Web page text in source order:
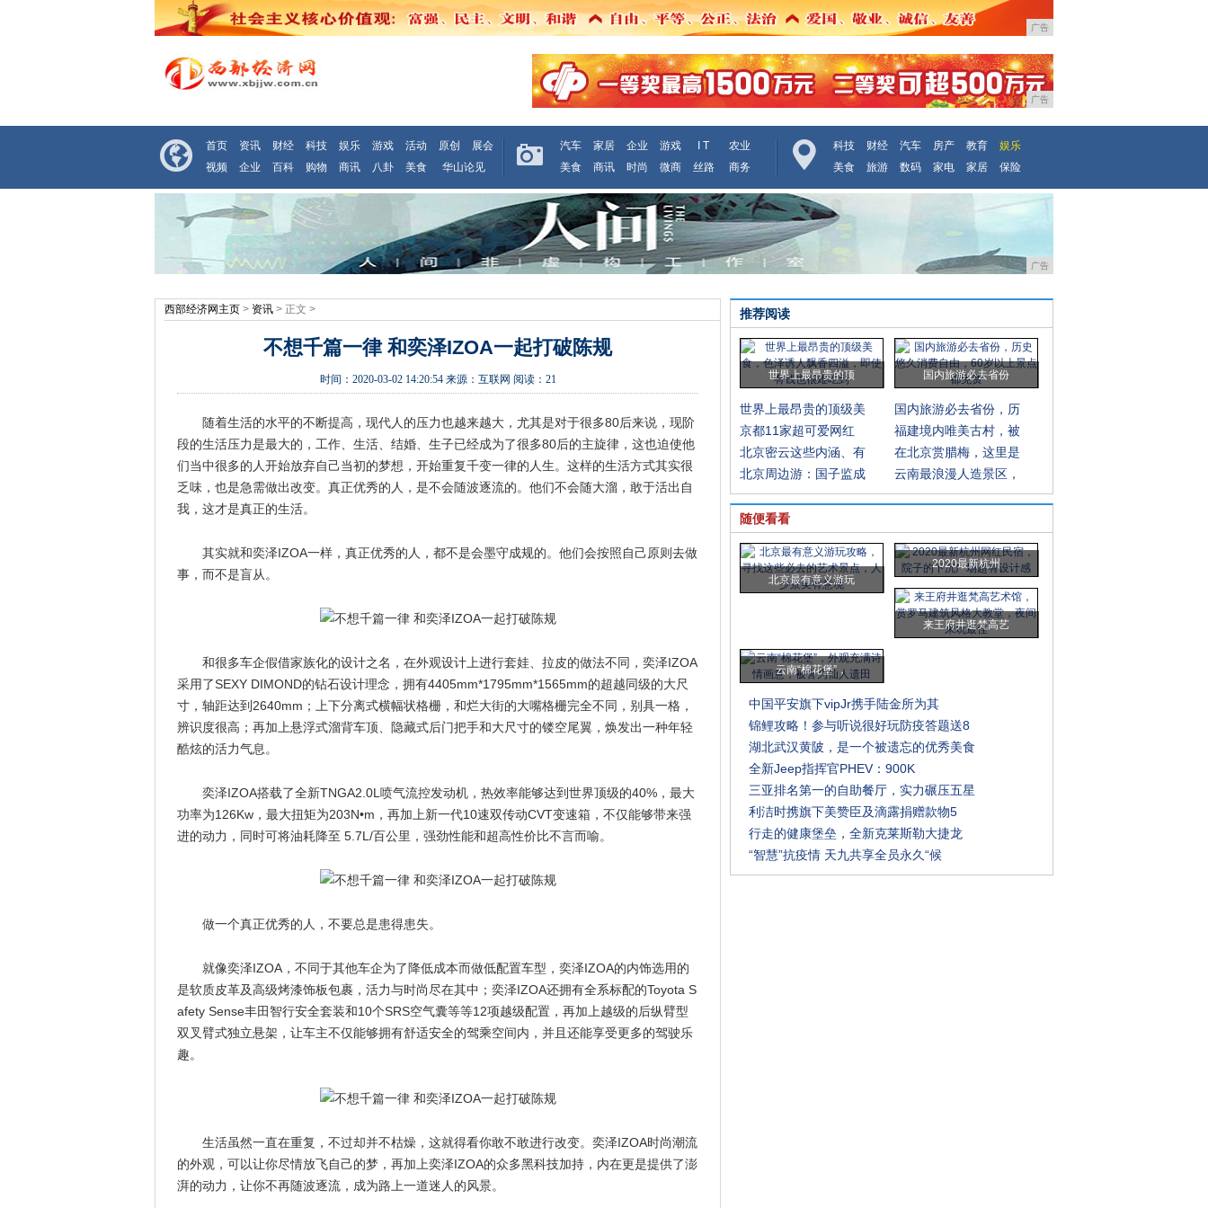
广告
广告
首页 资讯 财经 科技 娱乐 游戏 活动 原创
展会
视频
企业 百科 购物 商讯 八卦 美食 华山论见
汽车 家居 企业 游戏 I T
农业
美食
商讯 时尚 微商 丝路 商务
科技 财经 汽车 房产 教育
娱乐
美食
旅游 数码 家电 家居 保险
广告
西部经济网主页 > 资讯 > 正文 >
不想千篇一律 和奕泽IZOA一起打破陈规
时间： 2020-03-02 14:20:54来源： 互联网 阅读：21
随着生活的水平的不断提高，现代人的压力也越来越大，尤其是对于很多80后来说，现阶
段的生活压力是最大的，工作、生活、结婚、生子已经成为了很多80后的主旋律，这也迫使他
们当中很多的人开始放弃自己当初的梦想，开始重复千变一律的人生。这样的生活方式其实很
乏味，也是急需做出改变。真正优秀的人，是不会随波逐流的。他们不会随大溜，敢于活出自
我，这才是真正的生活。
其实就和奕泽IZOA一样，真正优秀的人，都不是会墨守成规的。他们会按照自己原则去做
事，而不是盲从。
和很多车企假借家族化的设计之名，在外观设计上进行套娃、拉皮的做法不同，奕泽IZOA
采用了SEXY DIMOND的钻石设计理念，拥有4405mm*1795mm*1565mm的超越同级的大尺
寸，轴距达到2640mm；上下分离式横幅状格栅，和烂大街的大嘴格栅完全不同，别具一格，
辨识度很高；再加上悬浮式溜背车顶、隐藏式后门把手和大尺寸的镂空尾翼，焕发出一种年轻
酷炫的活力气息。
奕泽IZOA搭载了全新TNGA2.0L喷气流控发动机，热效率能够达到世界顶级的40%，最大
功率为126Kw，最大扭矩为203N•m，再加上新一代10速双传动CVT变速箱，不仅能够带来强
进的动力，同时可将油耗降至 5.7L/百公里，强劲性能和超高性价比不言而喻。
做一个真正优秀的人，不要总是患得患失。
就像奕泽IZOA，不同于其他车企为了降低成本而做低配置车型，奕泽IZOA的内饰选用的
是软质皮革及高级烤漆饰板包裹，活力与时尚尽在其中；奕泽IZOA还拥有全系标配的Toyota S
afety Sense丰田智行安全套装和10个SRS空气囊等等12项越级配置，再加上越级的后纵臂型
双叉臂式独立悬架，让车主不仅能够拥有舒适安全的驾乘空间内，并且还能享受更多的驾驶乐
趣。
生活虽然一直在重复，不过却并不枯燥，这就得看你敢不敢进行改变。奕泽IZOA时尚潮流
的外观，可以让你尽情放飞自己的梦，再加上奕泽IZOA的众多黑科技加持，内在更是提供了澎
湃的动力，让你不再随波逐流，成为路上一道迷人的风景。
推荐阅读
世界上最昂贵的顶 国内旅游必去省份
世界上最昂贵的顶级美
国内旅游必去省份，历
京都11家超可爱网红
福建境内唯美古村，被
北京密云这些内涵、有
在北京赏腊梅，这里是
北京周边游：国子监成
云南最浪漫人造景区，
随便看看
北京最有意义游玩
2020最新杭州
来王府井逛梵高艺
云南“棉花堡”，
中国平安旗下vipJr携手陆金所为其
锦鲤攻略！参与听说很好玩防疫答题送8
湖北武汉黄陂，是一个被遗忘的优秀美食
全新Jeep指挥官PHEV：900K
三亚排名第一的自助餐厅，实力碾压五星
利洁时携旗下美赞臣及滴露捐赠款物5
行走的健康堡垒，全新克莱斯勒大捷龙
“智慧”抗疫情 天九共享全员永久“候